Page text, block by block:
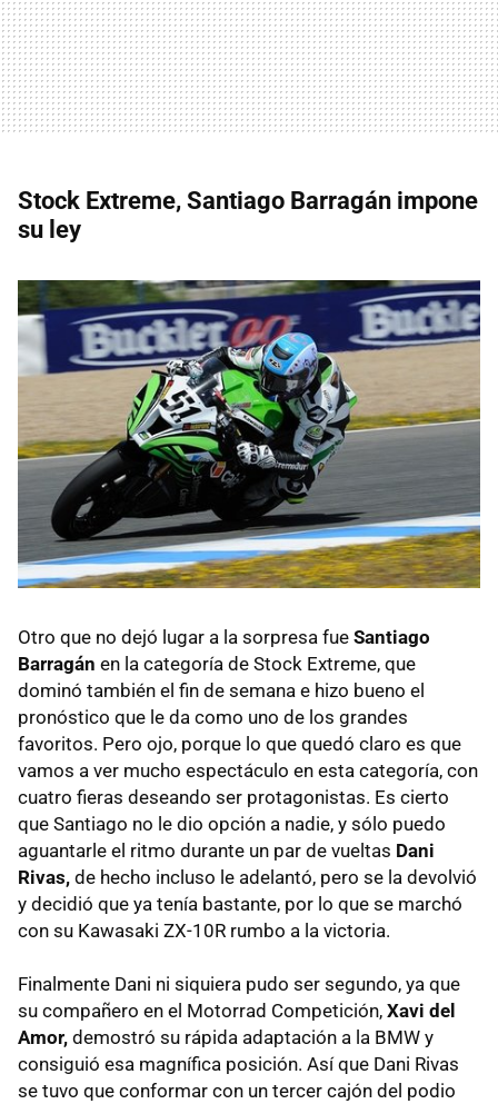
Stock Extreme, Santiago Barragán impone
su ley
Otro que no dejó lugar a la sorpresa fue Santiago
Barragán en la categoría de Stock Extreme, que
dominó también el fin de semana e hizo bueno el
pronóstico que le da como uno de los grandes
favoritos. Pero ojo, porque lo que quedó claro es que
vamos a ver mucho espectáculo en esta categoría, con
cuatro fieras deseando ser protagonistas. Es cierto
que Santiago no le dio opción a nadie, y sólo puedo
aguantarle el ritmo durante un par de vueltas Dani
Rivas, de hecho incluso le adelantó, pero se la devolvió
y decidió que ya tenía bastante, por lo que se marchó
con su Kawasaki ZX-10R rumbo a la victoria.
Finalmente Dani ni siquiera pudo ser segundo, ya que
su compañero en el Motorrad Competición, Xavi del
Amor, demostró su rápida adaptación a la BMW y
consiguió esa magnífica posición. Así que Dani Rivas
se tuvo que conformar con un tercer cajón del podio